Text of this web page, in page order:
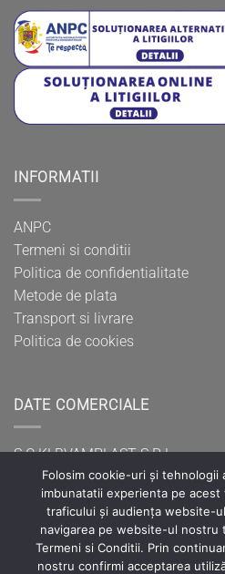
INFORMATII
ANPC
Termeni si conditii
Politica de confidentialitate
Metode de plata
Transport si livrare
Politica de cookies
DATE COMERCIALE
S.C KLBVAMPLAST S.R.L
CUI: RO37400707
Reg. Com.: J20/486/2017
Sediul social: Mun. Hunedoara,
2B,ap.20, Jud. Hunedoara
Folosim cookie-uri și tehnologii
imbunatatii experienta pe
traficului și audiența website-
navigarea pe website-ul nostru
Termeni si Conditii. Prin
nostru confirmi acceptarea